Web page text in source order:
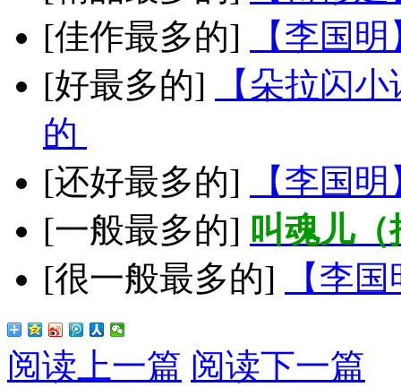
[佳作最多的]
【李国
[好最多的]
【朵拉闪
的
[还好最多的]
【李国
[一般最多的] 叫魂儿
[很一般最多的]
【李
阅读上一篇 阅读下一篇